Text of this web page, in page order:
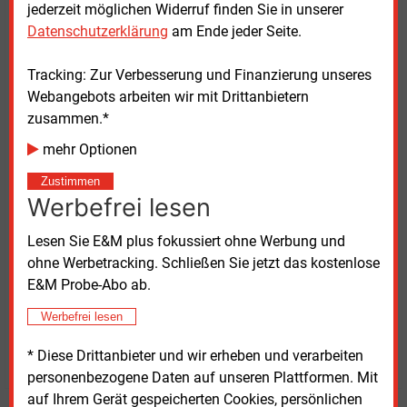
jederzeit möglichen Widerruf finden Sie in unserer
Datenschutzerklärung am Ende jeder Seite.
Tracking: Zur Verbesserung und Finanzierung unseres
Webangebots arbeiten wir mit Drittanbietern
zusammen.*
mehr Optionen
Zustimmen
Werbefrei lesen
Lesen Sie E&M plus fokussiert ohne Werbung und
ohne Werbetracking. Schließen Sie jetzt das kostenlose
E&M Probe-Abo ab.
Werbefrei lesen
* Diese Drittanbieter und wir erheben und verarbeiten
personenbezogene Daten auf unseren Plattformen. Mit
auf Ihrem Gerät gespeicherten Cookies, persönlichen
Die Zuschläge gingen hier ebenfalls an die EWP
an Hanneken Haustechnik für ein Projekt in Lindern
(beide NRW).
Die nächsten KWK-Ausschreibungen finden am
Juni 2024 statt. Informationen hierzu werden wie
bisher vorab auf der Internetseite der
Bundesnetzagentur bereitgestellt. Die
Internet bereit.
Mittwoch, 20.12.2023, 11:38 Uhr
Susanne Harmsen
© 2026 Energie & Management GmbH